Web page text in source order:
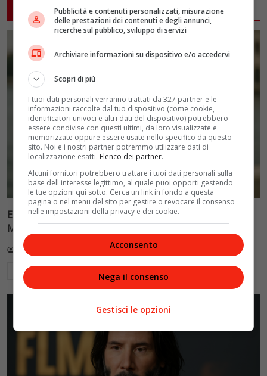
ARTICOLI CORRELATI
Ellen Burstyn riceve il Leone d’Oro alla carriera alla
Mostra di Venezia 2026
Redazione VelvetMAG 4 Agosto 2026
Leggi di più
Pubblicità e contenuti personalizzati, misurazione
delle prestazioni dei contenuti e degli annunci,
ricerche sul pubblico, sviluppo di servizi
Archiviare informazioni su dispositivo e/o accedervi
Scopri di più
I tuoi dati personali verranno trattati da 327 partner e le
informazioni raccolte dal tuo dispositivo (come cookie,
identificatori univoci e altri dati del dispositivo) potrebbero
essere condivise con questi ultimi, da loro visualizzate e
memorizzate oppure essere usate nello specifico da questo
sito. Noi e i nostri partner potremmo utilizzare dati di
localizzazione esatti. Elenco dei partner.
Alcuni fornitori potrebbero trattare i tuoi dati personali sulla
base dell'interesse legittimo, al quale puoi opporti gestendo
le tue opzioni qui sotto. Cerca un link in fondo a questa
pagina o nel menu del sito per gestire o revocare il consenso
nelle impostazioni della privacy e dei cookie.
Acconsento
Nega il consenso
Gestisci le opzioni